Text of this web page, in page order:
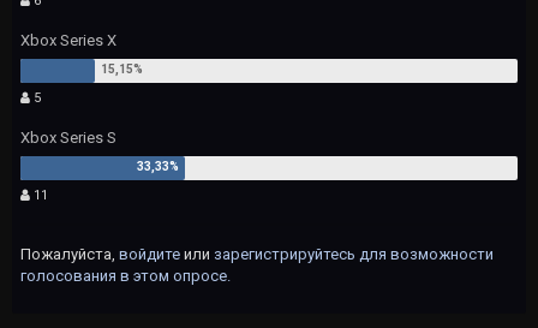
Xbox Series X
5
Xbox Series S
11
Пожалуйста, войдите или зарегистрируйтесь для возможности
голосования в этом опросе.